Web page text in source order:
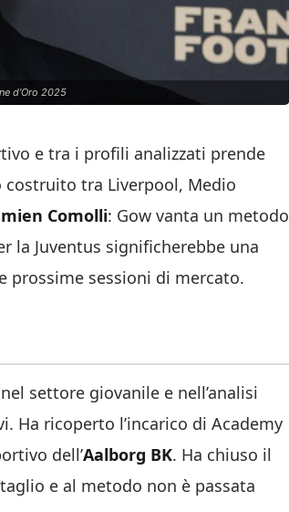
d'Oro 2025
e tra i profili analizzati prende
costruito tra Liverpool, Medio
Comolli: Gow vanta un metodo
la Juventus significherebbe una
prossime sessioni di mercato.
settore giovanile e nell’analisi
Ha ricoperto l’incarico di Academy
dell’Aalborg BK. Ha chiuso il
e al metodo non è passata